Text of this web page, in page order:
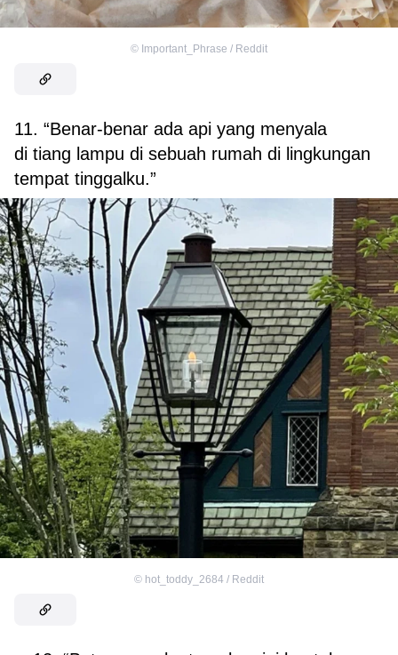
© Important_Phrase / Reddit
11. “Benar-benar ada api yang menyala
di tiang lampu di sebuah rumah di lingkungan
tempat tinggalku.”
© hot_toddy_2684 / Reddit